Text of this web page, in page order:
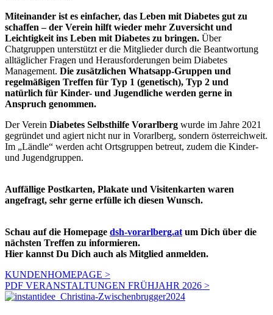
Miteinander ist es einfacher, das Leben mit Diabetes gut zu
schaffen – der Verein hilft wieder mehr Zuversicht und
Leichtigkeit ins Leben mit Diabetes zu bringen. Über
Chatgruppen unterstützt er die Mitglieder durch die Beantwortung
alltäglicher Fragen und Herausforderungen beim Diabetes
Management. Die zusätzlichen Whatsapp-Gruppen und
regelmäßigen Treffen für Typ 1 (genetisch), Typ 2 und
natürlich für Kinder- und Jugendliche werden gerne in
Anspruch genommen.
Der Verein Diabetes Selbsthilfe Vorarlberg wurde im Jahre 2021
gegründet und agiert nicht nur in Vorarlberg, sondern österreichweit.
Im „Ländle“ werden acht Ortsgruppen betreut, zudem die Kinder-
und Jugendgruppen.
Auffällige Postkarten, Plakate und Visitenkarten waren
angefragt, sehr gerne erfülle ich diesen Wunsch.
Schau auf die Homepage dsh-vorarlberg.at um Dich über die
nächsten Treffen zu informieren.
Hier kannst Du Dich auch als Mitglied anmelden.
KUNDENHOMEPAGE >
PDF VERANSTALTUNGEN FRÜHJAHR 2026 >